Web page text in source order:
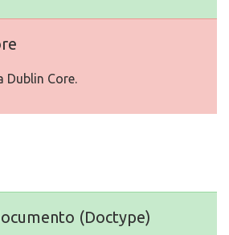
Dublin Core.
(Doctype)